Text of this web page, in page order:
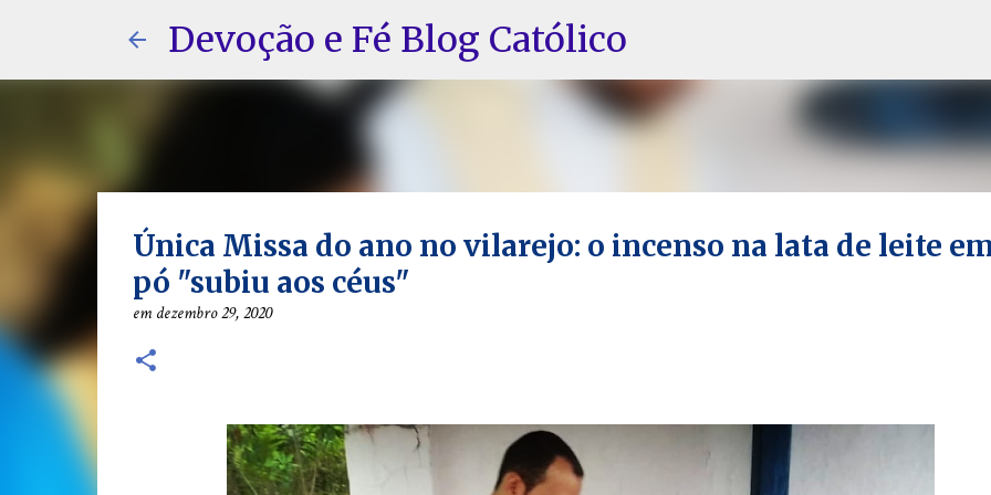
Pular para o conteúdo principal
Devoção e Fé Blog Católico
Única Missa do ano no vilarejo: o incenso na lata de leite
pó "subiu aos céus"
emdezembro 29, 2020